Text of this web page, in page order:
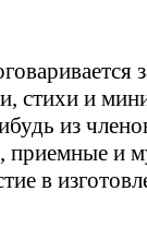
стихи и
из
и
в